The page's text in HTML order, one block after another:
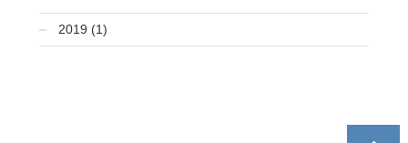
2019 (1)